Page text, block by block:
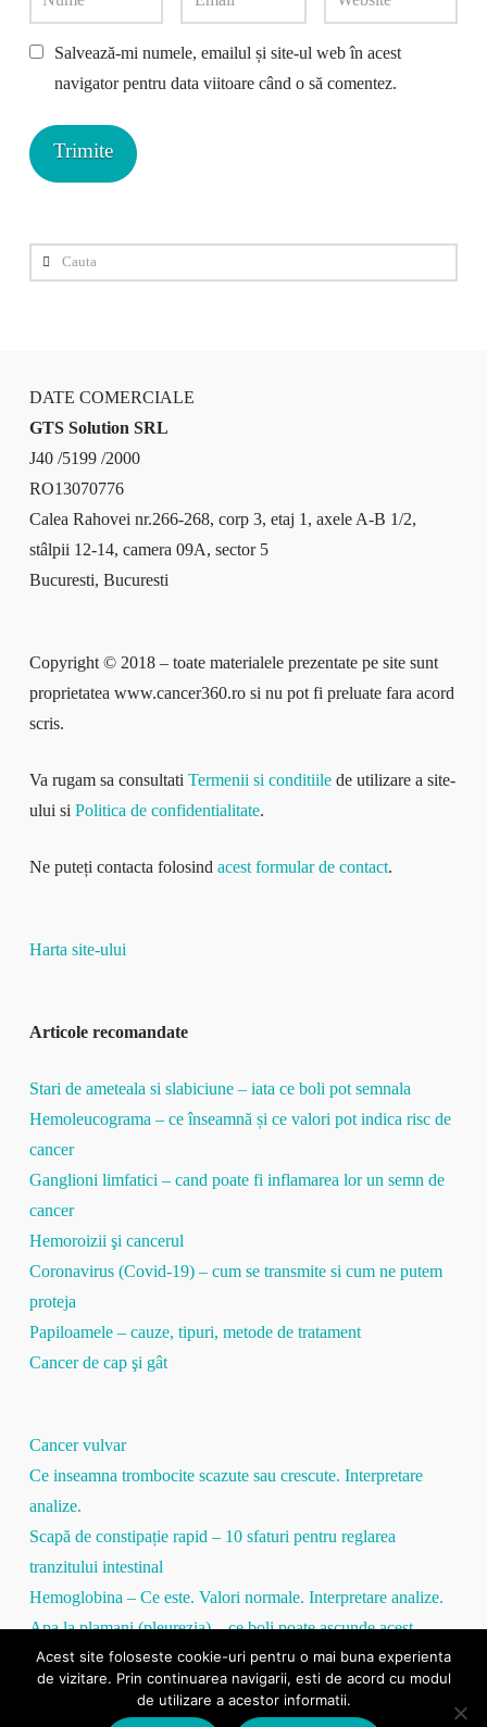
Salvează-mi numele, emailul și site-ul web în acest
navigator pentru data viitoare când o să comentez.
Cauta
DATE COMERCIALE
GTS Solution SRL
J40 /5199 /2000
RO13070776
Calea Rahovei nr.266-268, corp 3, etaj 1, axele A-B 1/2,
stâlpii 12-14, camera 09A, sector 5
Bucuresti, Bucuresti
Copyright © 2018 – toate materialele prezentate pe site sunt
proprietatea www.cancer360.ro si nu pot fi preluate fara acord
scris.
Va rugam sa consultati Termenii si conditiilede utilizare a site-
ului si Politica de confidentialitate.
Ne puteți contacta folosind acest formular de contact.
Harta site-ului
Articole recomandate
Stari de ameteala si slabiciune – iata ce boli pot semnala
Hemoleucograma – ce înseamnă și ce valori pot indica risc de
cancer
Ganglioni limfatici – cand poate fi inflamarea lor un semn de
cancer
Hemoroizii şi cancerul
Coronavirus (Covid-19) – cum se transmite si cum ne putem
proteja
Papiloamele – cauze, tipuri, metode de tratament
Cancer de cap şi gât
Cancer vulvar
Ce inseamna trombocite scazute sau crescute. Interpretare
analize.
Scapă de constipație rapid – 10 sfaturi pentru reglarea
tranzitului intestinal
Hemoglobina – Ce este. Valori normale. Interpretare analize.
Apa la plamani (pleurezia) – ce boli poate ascunde acest
simptom
Proteina C Reactivă – tot ce trebuie să ştii
VSH mare / VSH mic – totul despre viteza de sedimentare a
Acest site foloseste cookie-uri pentru o mai buna experienta
de vizitare. Prin continuarea navigarii, esti de acord cu modul
de utilizare a acestor informatii.